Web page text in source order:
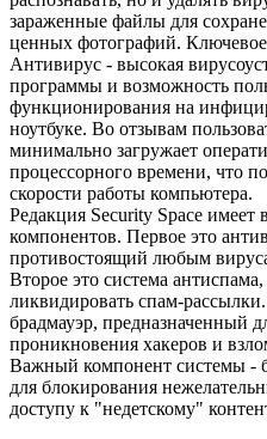
зараженные файлы для
ценных фотографий.
Антивирус - высокая
программы и возможность
функционирования на
ноутбуке. Во отзывам
минимально загружает
процессорного времени, что
скорости работы компьютера.
Редакция Security Space имеет
компонентов. Первое это
противостоящий любым
Второе это система
ликвидировать спам-
брадмауэр, предназначенный
проникновения хакеров и
Важный компонент системы -
для блокирования
доступу к "недетскому"